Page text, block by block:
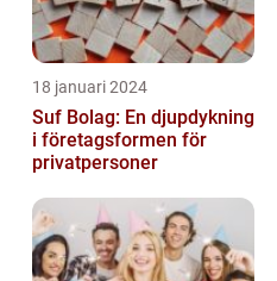
18 januari 2024
Suf Bolag: En djupdykning
i företagsformen för
privatpersoner